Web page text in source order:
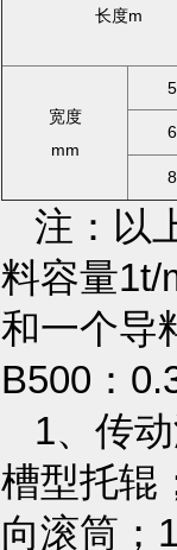
长度m
宽度
mm
注：以
料容量1t/
和一个导
B500：
1、传
槽型托辊
向滚筒；